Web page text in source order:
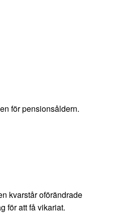
för pensionsåldern.
kvarstår oförändrade
för att få vikariat.